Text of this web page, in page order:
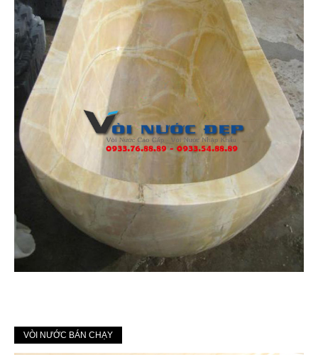
VÒI NƯỚC BÁN CHẠY